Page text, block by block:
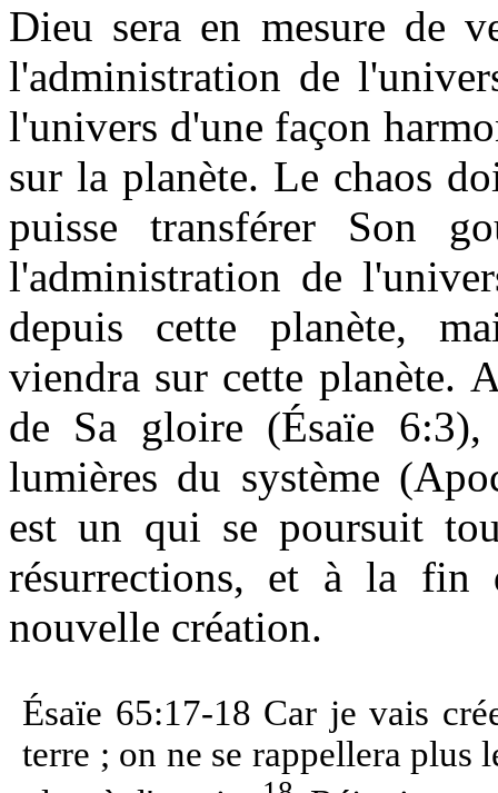
Dieu sera en mesure de
l'administration de
l'univers d'une façon
sur la planète. Le chaos
puisse transférer Son
l'administration de
depuis cette planète,
viendra sur cette planète.
de Sa gloire (Ésaïe
lumières du système
est un qui se poursuit
résurrections, et à la fin
nouvelle création.
Ésaïe 65:17-18 Car je vais
terre ; on ne se rappellera plus